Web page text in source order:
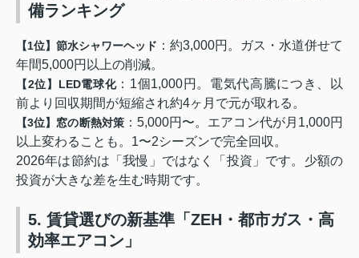
備ランキング
【1位】節水シャワーヘッド ：約3,000円。ガス・水道併せて
年間5,000円以上の削減。
【2位】LED電球化：1個1,000円。電気代高騰につき、以
前より回収期間が短縮され約4ヶ月で元が取れる 。
【3位】窓の断熱対策：5,000円〜。エアコン代が月1,000円
以上変わることも。1〜2シーズンで完全回収 。
2026年は節約は「我慢」ではなく「投資」です。少額の
投資が大きな差を生む時期です。
5. 賃貸選びの新基準「ZEH・都市ガス・高
効率エアコン」